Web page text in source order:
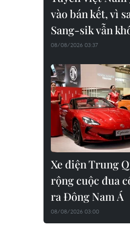
vào bán kết, vì
Sang-sik vẫn
08/08/2026 03:37
Xe điện Trung
rộng cuộc đua
ra Đông Nam Á
08/08/2026 03:00